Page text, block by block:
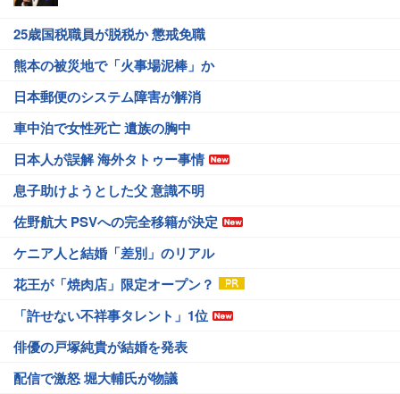
25歳国税職員が脱税か 懲戒免職
熊本の被災地で「火事場泥棒」か
日本郵便のシステム障害が解消
車中泊で女性死亡 遺族の胸中
日本人が誤解 海外タトゥー事情
息子助けようとした父 意識不明
佐野航大 PSVへの完全移籍が決定
ケニア人と結婚「差別」のリアル
花王が「焼肉店」限定オープン？
「許せない不祥事タレント」1位
俳優の戸塚純貴が結婚を発表
配信で激怒 堀大輔氏が物議